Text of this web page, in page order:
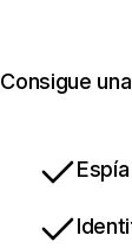
Consigue